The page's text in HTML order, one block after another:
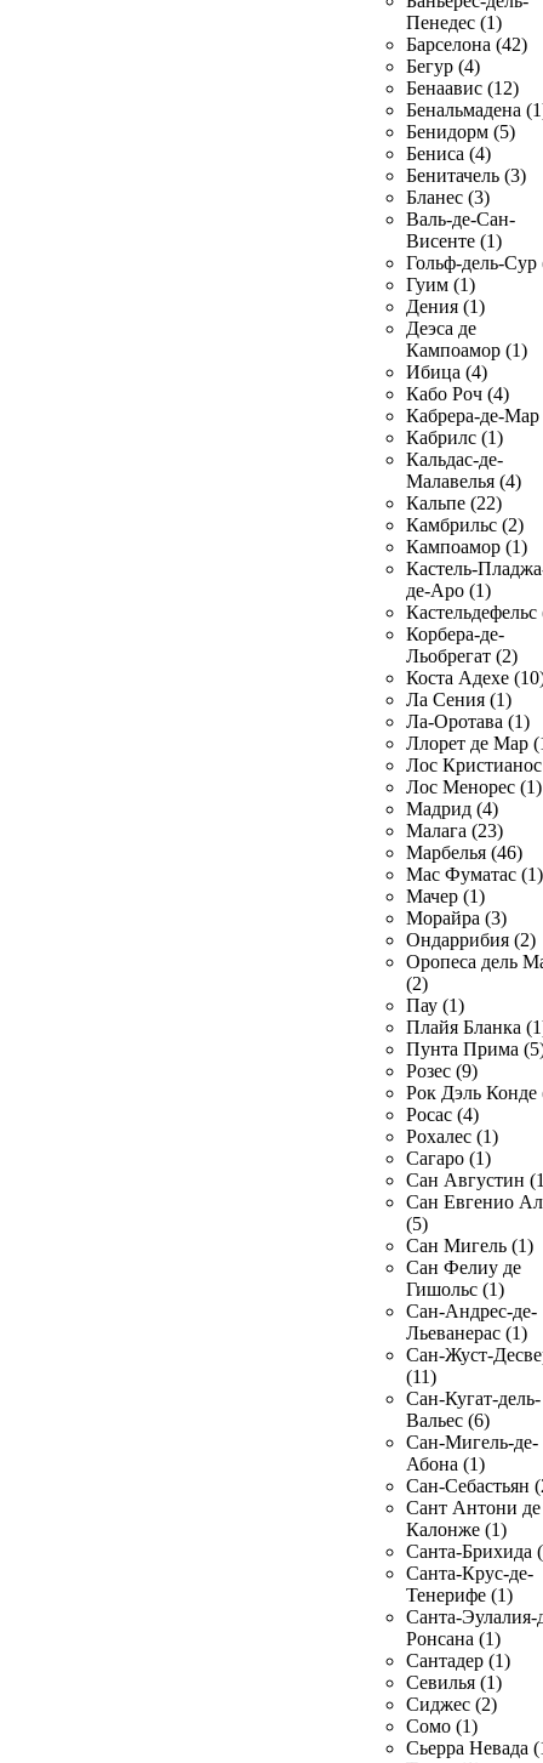
Пенедес (1)
Барселона (42)
Бегур (4)
Бенаавис (12)
Бенальмадена
Бенидорм (5)
Бениса (4)
Бенитачель (3)
Бланес (3)
Валь-де-Сан-
Висенте (1)
Гольф-дель-Сур
Гуим (1)
Дения (1)
Деэса де
Кампоамор (1)
Ибица (4)
Кабо Роч (4)
Кабрера-де-Мар
Кабрилс (1)
Кальдас-де-
Малавелья (4)
Кальпе (22)
Камбрильс (2)
Кампоамор (1)
Кастель-
де-Аро (1)
Кастельдефельс
Корбера-де-
Льобрегат (2)
Коста Адехе
Ла Сения (1)
Ла-Оротава (1)
Ллорет де Мар
Лос
Лос Менорес (1)
Мадрид (4)
Малага (23)
Марбелья (46)
Мас Фуматас (1)
Мачер (1)
Морайра (3)
Ондаррибия (2)
Оропеса дель
(2)
Пау (1)
Плайя Бланка
Пунта Прима
Розес (9)
Рок Дэль Конде
Росас (4)
Рохалес (1)
Сагаро (1)
Сан Августин
Сан Евгенио
(5)
Сан Мигель (1)
Сан Фелиу де
Гишольс (1)
Сан-Андрес-де-
Льеванерас (1)
Сан-Жуст-
(11)
Сан-Кугат-дель-
Вальес (6)
Сан-Мигель-де-
Абона (1)
Сан-Себастьян
Сант Антони де
Калонже (1)
Санта-Брихида
Санта-Крус-де-
Тенерифе (1)
Санта-Эулалия-
Ронсана (1)
Сантадер (1)
Севилья (1)
Сиджес (2)
Сомо (1)
Сьерра Невада